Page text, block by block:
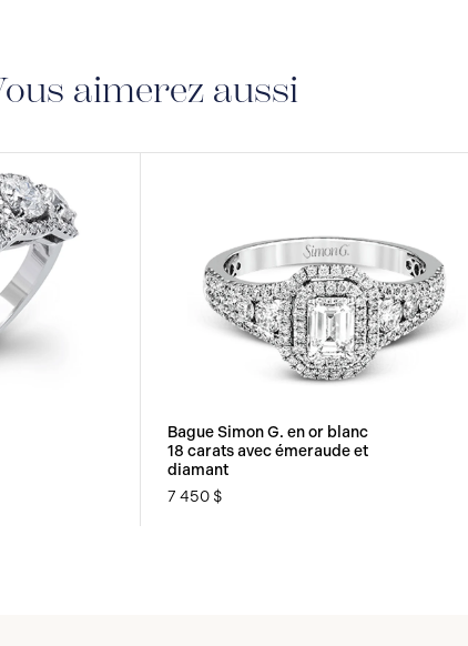
aimerez aussi
Bague Simon G. en or blanc
18 carats avec émeraude et
diamant
7 450 $